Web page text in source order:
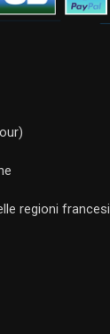
regioni francesi